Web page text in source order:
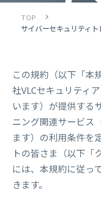
TOP
サイバーセキュリティ
この規約（以下「本
社VLCセキュリティ
います）が提供する
ニング関連サービス
ます）の利用条件を
トの皆さま（以下「
には、本規約に従っ
きます。